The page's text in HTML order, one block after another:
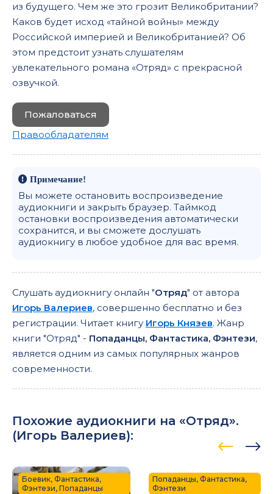
из будущего. Чем же это грозит Великобритании?
Каков будет исход «тайной войны» между
Российской империей и Великобританией? Об
этом предстоит узнать слушателям
увлекательного романа «Отряд» с прекрасной
озвучкой.
Пожаловаться
Правообладателям
Примечание!
Вы можете остановить воспроизведение
аудиокниги и закрыть браузер. Таймкод
остановки воспроизведения автоматически
сохранится, и вы сможете дослушать
аудиокнигу в любое удобное для вас время.
Слушать аудиокнигу онлайн "Отряд" от автора
Игорь Валериев, совершенно бесплатно и без
регистрации. Читает книгу Игорь Князев. Жанр
книги "Отряд" - Попаданцы, Фантастика, Фэнтези,
является одним из самых популярных жанров
современности.
Похожие аудиокниги на «Отряд».
(Игорь Валериев):
Боевик, Фантастика,
Фэнтези, Попаданцы
Попаданцы, Фантастика,
Фэнтези